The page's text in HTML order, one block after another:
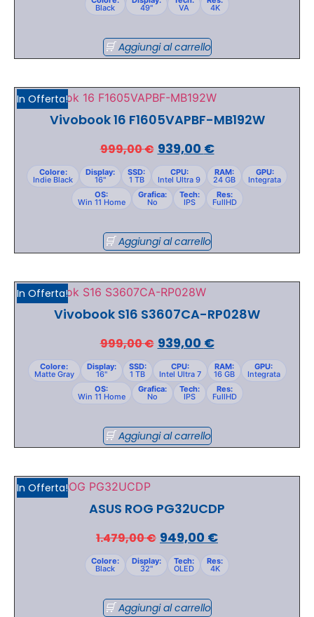
Black 49" VA 4K
Aggiungi al carrello
In Offerta!
Vivobook 16 F1605VAPBF-MB192W
999,00€ 939,00 €
Colore:
Indie Black
Display:
16"
SSD:
1 TB
CPU:
Intel Ultra 9
RAM:
24 GB
GPU:
Integrata
OS:
Win 11 Home
Grafica:
No
Tech:
IPS
Res:
FullHD
Aggiungi al carrello
In Offerta!
Vivobook S16 S3607CA-RP028W
999,00€ 939,00 €
Colore:
Matte Gray
Display:
16"
SSD:
1 TB
CPU:
Intel Ultra 7
RAM:
16 GB
GPU:
Integrata
OS:
Win 11 Home
Grafica:
No
Tech:
IPS
Res:
FullHD
Aggiungi al carrello
In Offerta!
ASUS ROG PG32UCDP
1.479,00€ 949,00 €
Colore:
Black
Display:
32"
Tech:
OLED
Res:
4K
Aggiungi al carrello